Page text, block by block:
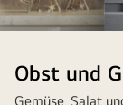
durchsichtiger
InstaView-
Obst und
Gemüse, Salat